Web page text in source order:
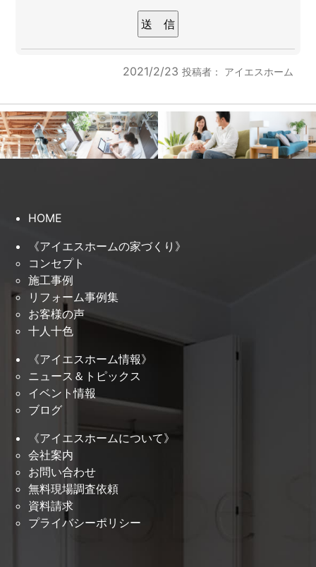
2021/2/23 投稿者： アイエスホーム
HOME
《アイエスホームの家づくり》
コンセプト
施工事例
リフォーム事例集
お客様の声
十人十色
《アイエスホーム情報》
ニュース＆トピックス
イベント情報
ブログ
《アイエスホームについて》
会社案内
お問い合わせ
無料現場調査依頼
資料請求
プライバシーポリシー